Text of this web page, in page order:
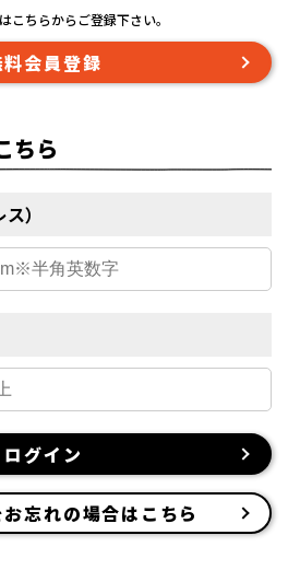
こちらからご登録下さい。
料会員登録
ちら
）
ログイン
忘れの場合はこちら